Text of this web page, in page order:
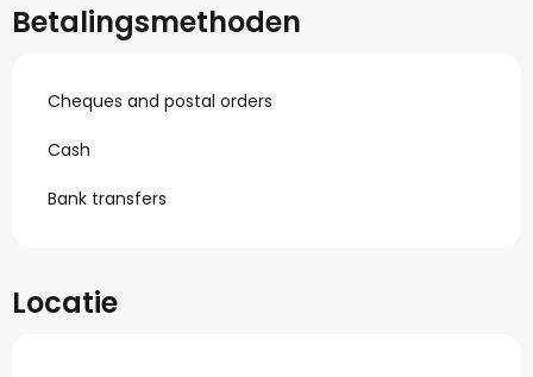
Betalingsmethoden
Cheques and postal orders
Cash
Bank transfers
Locatie